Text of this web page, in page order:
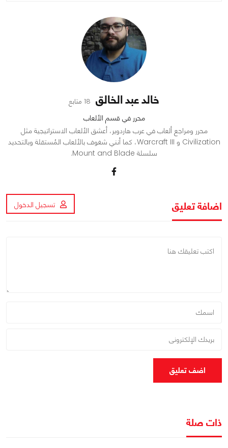
خالد عبد الخالق 18 متابع
محرر في قسم الألعاب
محرر ومراجع ألعاب في عرب هاردوير، أعشق الألعاب الاستراتيجية مثل
Civilization و Warcraft III، كما أنني شغوف بالألعاب المُستقلة وبالتحديد
سلسلة Mount and Blade.
اضافة تعليق تسجيل الدخول
اضف تعليق
ذات صلة